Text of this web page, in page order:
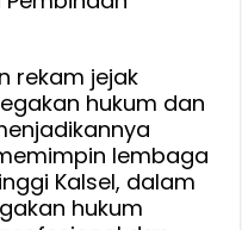
rekam jejak
hukum dan
lembaga
Kalsel, dalam
hukum